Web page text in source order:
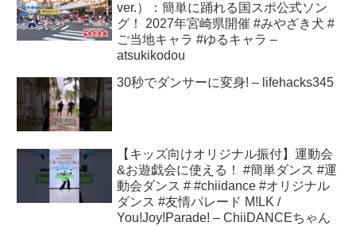
ver.）：簡単に踊れる国スポ公式ソン
グ！ 2027年宮崎県開催 #みやざき犬 #
ご当地キャラ #ゆるキャラ –
atsukikodou
30秒でダンサーに変身! – lifehacks345
【キッズ向けオリジナル振付】運動会
&お遊戯会に使える！ #簡単ダンス #運
動会ダンス # #chiidance #オリジナル
ダンス #友情パレード M!LK /
You!Joy!Parade! – ChiiDANCEちゃん